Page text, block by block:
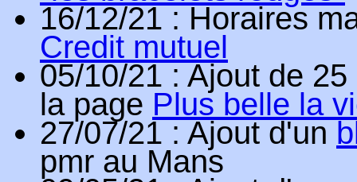
16/12/21 : Horaires
Credit mutuel
05/10/21 : Ajout de
la page Plus belle la
27/07/21 : Ajout d'un
pmr au Mans